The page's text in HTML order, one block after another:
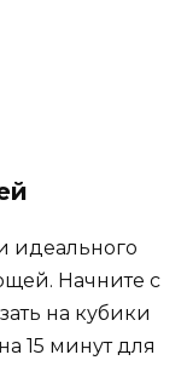
идеального
Начните с
на кубики
15 минут для